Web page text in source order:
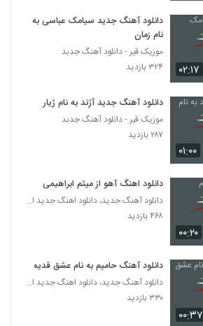
آهنگ مرتضی اشرفی بنام جان جانان
دانلود آهنگ جدید و زیبای گلشید لیتکوهی با
۵۲۰ بازدید
دانلود آهنگ شروین شناسی حس خوب
(Shervin Shenasi Hesse Khoob)
۲۶۱ بازدید
دانلود آهنگ بهانه از سعید فرقانی به همراه
متن ترانه
دانلود آهنگ گامنو چهار انگشت
دانلود آهنگ عماد دلبر (Emad Delbar)
۴۶۰ بازدید
۰۲:۱۷
دانلود آهنگ جدید سیامک عباسی به
نام زمان
موزیک قیر - دانلود آهنگ جدبد
۳۲۴ بازدید
۰۱:۰۰
دانلود آهنگ جدید آژند به نام ژیار
موزیک قیر - دانلود آهنگ جدبد
۲۸۷ بازدید
۰۰:۲۰
دانلود اهنگ آهو از میثم ابراهیمی
دانلود آهنگ جدید، دانلود اهنگ جدید ایرانی
۴۶۸ بازدید
۰۰:۳۷
دانلود آهنگ حامیم به نام عشق قدیمی
دانلود آهنگ جدید، دانلود اهنگ جدید ایرانی
۳۳۰ بازدید